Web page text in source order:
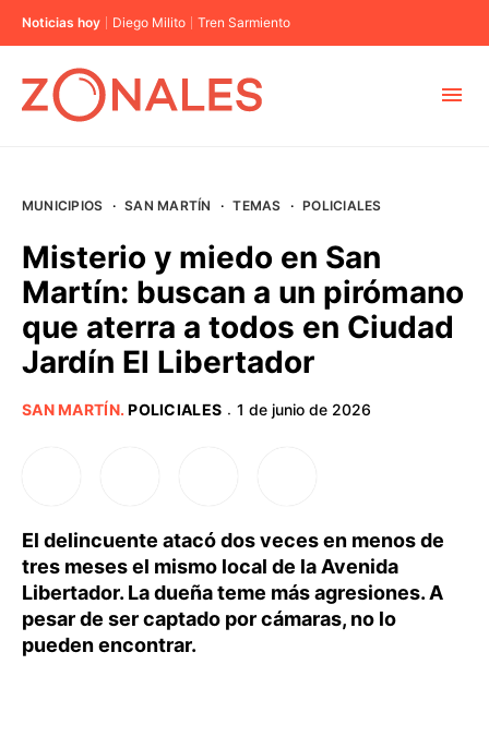
Noticias hoy Diego Milito Tren Sarmiento
BUENOS AIRES
PROVINCIAS
MUNICIPIOS · SAN MARTÍN · TEMAS · POLICIALES
Misterio y miedo en San
Martín: buscan a un pirómano
que aterra a todos en Ciudad
Jardín El Libertador
SAN MARTÍN.POLICIALES · 1 de junio de 2026
El delincuente atacó dos veces en menos de
tres meses el mismo local de la Avenida
Libertador. La dueña teme más agresiones. A
pesar de ser captado por cámaras, no lo
pueden encontrar.